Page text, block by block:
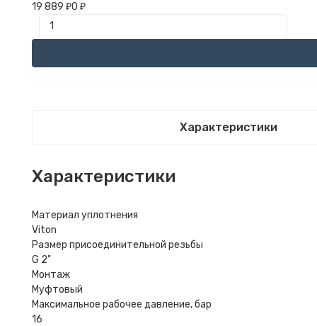
19 889 ₽0 ₽
Характеристики
Характеристики
Материал уплотнения
Viton
Размер присоединительной резьбы
G 2"
Монтаж
Муфтовый
Максимальное рабочее давление, бар
16